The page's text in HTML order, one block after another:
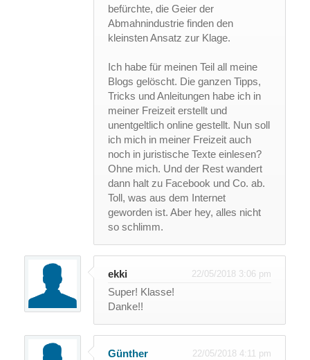
befürchte, die Geier der
Abmahnindustrie finden den
kleinsten Ansatz zur Klage.
Ich habe für meinen Teil all meine
Blogs gelöscht. Die ganzen Tipps,
Tricks und Anleitungen habe ich in
meiner Freizeit erstellt und
unentgeltlich online gestellt. Nun soll
ich mich in meiner Freizeit auch
noch in juristische Texte einlesen?
Ohne mich. Und der Rest wandert
dann halt zu Facebook und Co. ab.
Toll, was aus dem Internet
geworden ist. Aber hey, alles nicht
so schlimm.
ekki 22/05/2018 3:06 pm
Super! Klasse!
Danke!!
Günther 22/05/2018 4:11 pm